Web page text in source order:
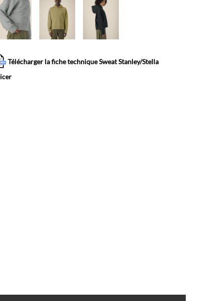
Télécharger la fiche technique Sweat Stanley/Stella